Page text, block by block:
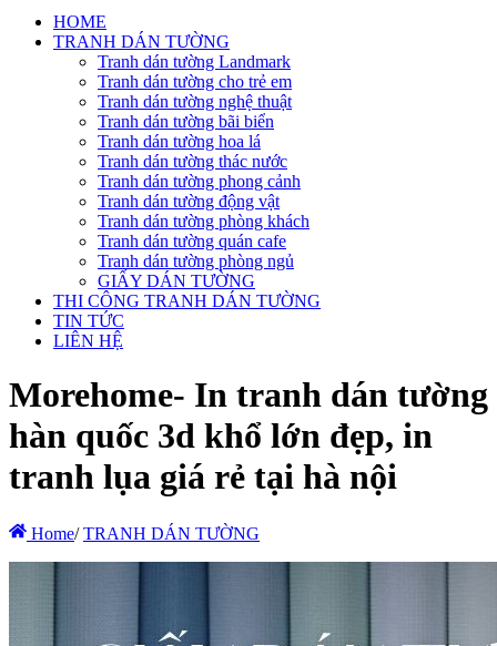
HOME
TRANH DÁN TƯỜNG
Tranh dán tường Landmark
Tranh dán tường cho trẻ em
Tranh dán tường nghệ thuật
Tranh dán tường bãi biển
Tranh dán tường hoa lá
Tranh dán tường thác nước
Tranh dán tường phong cảnh
Tranh dán tường động vật
Tranh dán tường phòng khách
Tranh dán tường quán cafe
Tranh dán tường phòng ngủ
GIẤY DÁN TƯỜNG
THI CÔNG TRANH DÁN TƯỜNG
TIN TỨC
LIÊN HỆ
Morehome- In tranh dán tường
hàn quốc 3d khổ lớn đẹp, in
tranh lụa giá rẻ tại hà nội
Home/ TRANH DÁN TƯỜNG